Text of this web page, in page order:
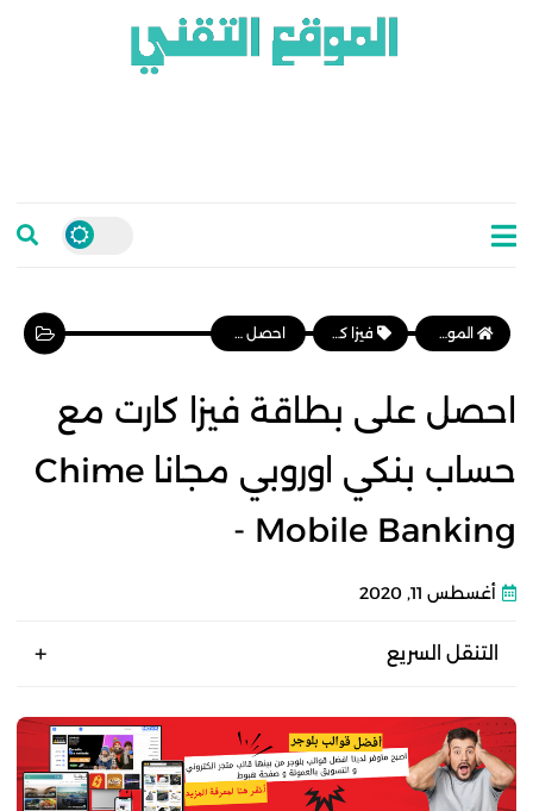
الموقع التقني فيزا كارد احصل على بطاقة فيزا كارت مع حساب بنكي اوروبي مجانا Chime - Mobile Banking
احصل على بطاقة فيزا كارت مع
حساب بنكي اوروبي مجانا Chime
- Mobile Banking
أغسطس 11, 2020
التنقل السريع